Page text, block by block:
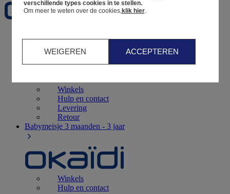
Geboorte0 - 12 maanden
Winkels
Hulp en contact
Levering
Retour
Babymeisje 3 maanden - 3 jaar
Winkels
Hulp en contact
verschillende types cookies in te stellen.
Om meer te weten over de cookies,klik hier.
WEIGEREN ACCEPTEREN